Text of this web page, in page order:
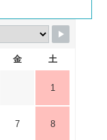
金 土
1
7 8